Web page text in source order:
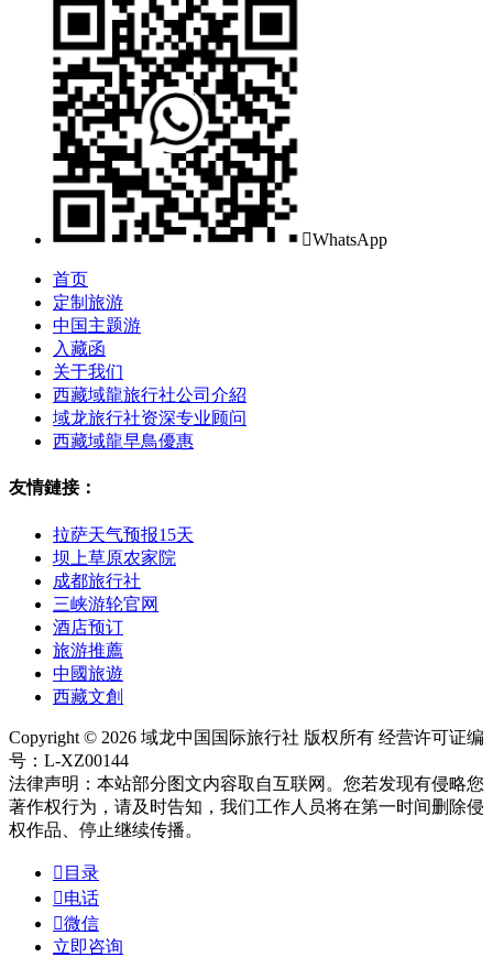
WhatsApp
首页
定制旅游
中国主题游
入藏函
关于我们
西藏域龍旅行社公司介紹
域龙旅行社资深专业顾问
西藏域龍早鳥優惠
友情鏈接：
拉萨天气预报15天
坝上草原农家院
成都旅行社
三峡游轮官网
酒店预订
旅游推薦
中國旅遊
西藏文創
Copyright © 2026 域龙中国国际旅行社 版权所有 经营许可证编
号：L-XZ00144
法律声明：本站部分图文内容取自互联网。您若发现有侵略您
著作权行为，请及时告知，我们工作人员将在第一时间删除侵
权作品、停止继续传播。
 目录
电话
微信
立即咨询